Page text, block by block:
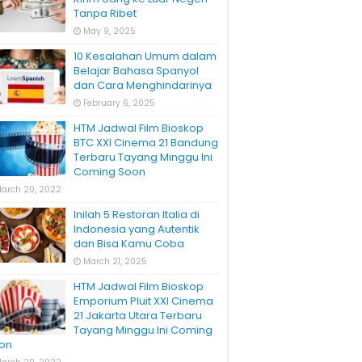
Tanpa Ribet
May 9, 2025
10 Kesalahan Umum dalam
Belajar Bahasa Spanyol
dan Cara Menghindarinya
February 6, 2025
HTM Jadwal Film Bioskop
BTC XXI Cinema 21 Bandung
Terbaru Tayang Minggu Ini
Coming Soon
20, 2022
Inilah 5 Restoran Italia di
Indonesia yang Autentik
dan Bisa Kamu Coba
March 21, 2025
HTM Jadwal Film Bioskop
Emporium Pluit XXI Cinema
21 Jakarta Utara Terbaru
Tayang Minggu Ini Coming